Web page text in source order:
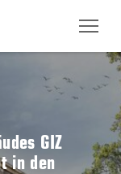
GIZ
in den